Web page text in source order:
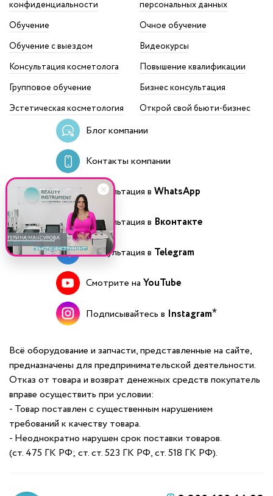
конфиденциальности
персональных данных
Обучение
Очное обучение
Обучение с выездом
Видеокурсы
Консультация косметолога
Повышение квалификации
Групповое обучение
Бизнес консультация
Эстетическая косметология
Открой свой бьюти-бизнес
Блог компании
Контакты компании
Консультация в WhatsApp
Консультация в Вконтакте
Консультация в Telegram
Смотрите на YouTube
Подписывайтесь в Instagram
Всё оборудование и запчасти, представленные на сайте,
предназначены для предпринимательской деятельности.
Отказ от товара и возврат денежных средств покупатель
вправе осуществить при условии:
- Товар поставлен с существенным нарушением
требований к качеству товара.
- Неоднократно нарушен срок поставки товаров.
(ст. 475 ГК РФ; ст. ст. 523 ГК РФ, ст. 518 ГК РФ).